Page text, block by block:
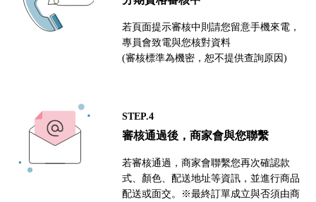
若頁面提示審核中則請您留意手機來電，
專員會致電與您核對資料
(審核標準為機密，恕不提供查詢原因)
STEP.4
審核通過後，商家會與您聯繫
若審核通過，商家會聯繫您再次確認款
式、顏色、配送地址等資訊，並進行商品
配送或面交。※最終訂單成立與否須由商